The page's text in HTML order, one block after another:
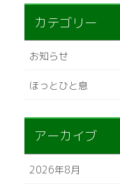
カテゴリー
お知らせ
ほっとひと息
アーカイブ
2026年8月